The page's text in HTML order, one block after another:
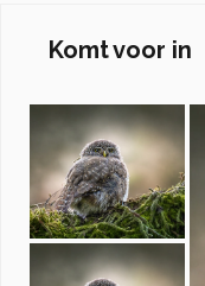
Komt voor in